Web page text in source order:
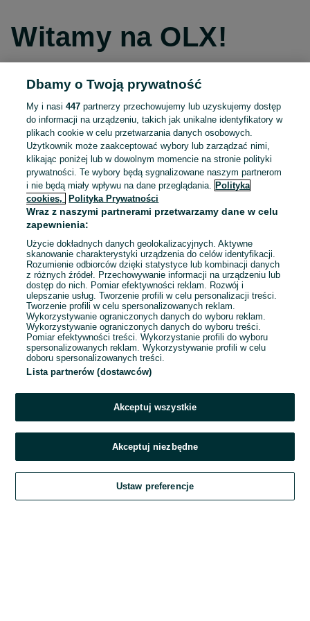
Witamy na OLX!
Kontynuuj przez Facebooka
Kontynuuj przez konto Apple
Kontynuuj przez konto Google
LUB
E-mail
Hasło
Zaloguj się
Kontynuując za pośrednictwem jednego z dostawców wskazanych powyżej,
OLX.pl w jego aktualnym brzmieniu.
Dbamy o Twoją prywatność
My i nasi447 partnerzy przechowujemy lub uzyskujemy dostęp
do informacji na urządzeniu, takich jak unikalne identyfikatory w
plikach cookie w celu przetwarzania danych osobowych.
Użytkownik może zaakceptować wybory lub zarządzać nimi,
klikając poniżej lub w dowolnym momencie na stronie polityki
prywatności. Te wybory będą sygnalizowane naszym partnerom
i nie będą miały wpływu na dane przeglądania.
Polityka
cookies,
Polityka Prywatności
Wraz z naszymi partnerami przetwarzamy dane w celu
zapewnienia:
Użycie dokładnych danych geolokalizacyjnych. Aktywne
skanowanie charakterystyki urządzenia do celów identyfikacji.
Rozumienie odbiorców dzięki statystyce lub kombinacji danych
z różnych źródeł. Przechowywanie informacji na urządzeniu lub
dostęp do nich. Pomiar efektywności reklam. Rozwój i
ulepszanie usług. Tworzenie profili w celu personalizacji treści.
Tworzenie profili w celu spersonalizowanych reklam.
Wykorzystywanie ograniczonych danych do wyboru reklam.
Wykorzystywanie ograniczonych danych do wyboru treści.
Pomiar efektywności treści. Wykorzystanie profili do wyboru
spersonalizowanych reklam. Wykorzystywanie profili w celu
doboru spersonalizowanych treści.
Lista partnerów (dostawców)
Akceptuj wszystkie
Akceptuj niezbędne
Ustaw preferencje